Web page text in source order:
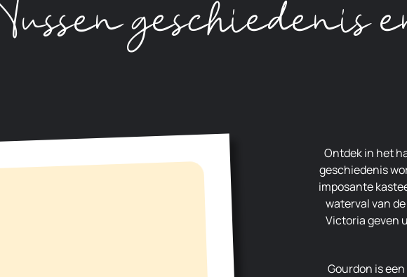
Tussen geschiedenis
Ontdek in het hart van Gourdon een levendig dorp waar de
geschiedenis
imposante
waterval van
Victoria geven
Gourdon is een uitzonderlijk dorp in het hart van het Parc